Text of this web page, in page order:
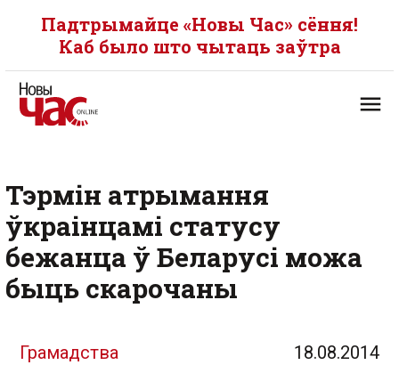
Падтрымайце «Новы Час» сёння!
Каб было што чытаць заўтра
Тэрмін атрымання
ўкраінцамі статусу
бежанца ў Беларусі можа
быць скарочаны
Грамадства 18.08.2014